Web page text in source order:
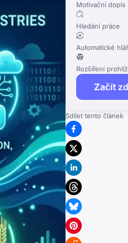
Motivační dopis
Hledání práce
Automatické
Rozšíření
Začít
Sdílet tento článek